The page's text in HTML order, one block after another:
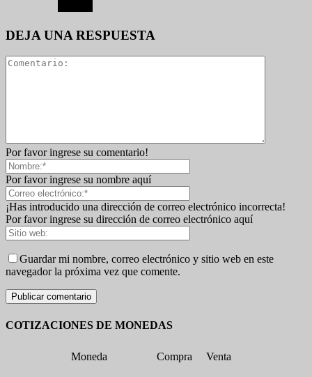
DEJA UNA RESPUESTA
Por favor ingrese su comentario!
Por favor ingrese su nombre aquí
¡Has introducido una dirección de correo electrónico incorrecta!
Por favor ingrese su dirección de correo electrónico aquí
Guardar mi nombre, correo electrónico y sitio web en este
navegador la próxima vez que comente.
COTIZACIONES DE MONEDAS
Moneda Compra Venta